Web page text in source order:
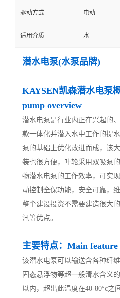
驱动方式 电动
适用介质 水
潜水电泵(水泵品牌)
KAYSEN凯森潜水电泵
pump overview
潜水电泵是行业内正在兴起的
款一体化并潜入水中工作的提
泵的基础上优化改进而成，该
装也很方便，叶轮采用双吸泵
物潜水电泵的工作效率，可实
动控制全保功能，安全可靠，
整个建设投资不需要建造很大
汛等优点。
主要特点：Main feature
该潜水电泵可以输送含各种纤
固态悬浮物等超一般清水含义
以内，超出此温度在40-80°c之